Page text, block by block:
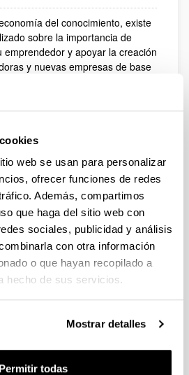
web se usan para personalizar
ofrecer funciones de redes
Además, compartimos
que haga del sitio web con
sociales, publicidad y análisis
con otra información
o que hayan recopilado a
hecho de sus servicios.
Mostrar detalles
Permitir todas
del conocimiento, existe
sobre la importancia de
y apoyar la creación
y nuevas empresas de base
alto valor añadido. En este
entre la creación de empresas
determinado.
capaz de crear nuevas
y de base tecnológica, que
de la estructura económica,
de riqueza y bienestar en la
debe desarrollarse el impulso
extendiendo la
a todo el territorio del País
existente sobre el
de las empresas
existentes en los tres Campus